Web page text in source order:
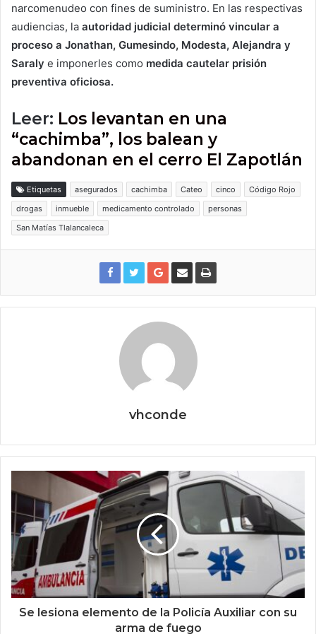
narcomenudeo con fines de suministro. En las respectivas
audiencias, la autoridad judicial determinó vincular a
proceso a Jonathan, Gumesindo, Modesta, Alejandra y
Saraly e imponerles como medida cautelar prisión
preventiva oficiosa.
Leer: Los levantan en una
“cachimba”, los balean y
abandonan en el cerro El Zapotlán
Etiquetas asegurados cachimba Cateo cinco
Código Rojo
drogas
inmueble medicamento controlado
personas
San Matías Tlalancaleca
vhconde
Se lesiona elemento de la Policía Auxiliar con su
arma de fuego